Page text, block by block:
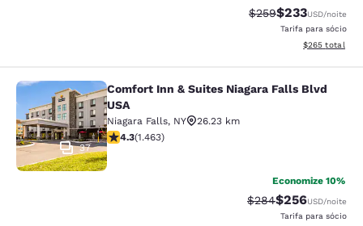
Tarifa anterior
$259Tarifa com
$233USD/noite
Tarifa para sócio
Exibir
$265 total
Comfort Inn & Suites Niagara Falls
37
Comfort Inn & Suites Niagara Falls Blvd
USA
Niagara Falls, NY
26.23 km
classificação 4.35 estrelas. Excelente. 1463 avaliações
4.3(1.463)
Economize 10%
Tarifa anterior
$284Tarifa com
$256USD/noite
Tarifa para sócio